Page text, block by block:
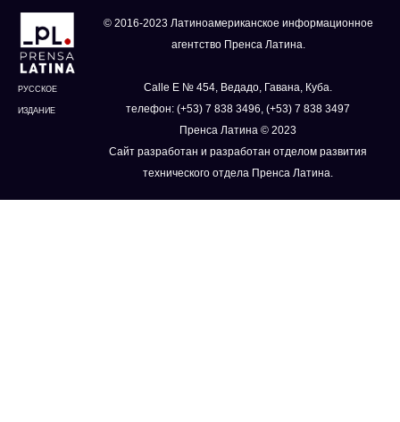
РУССКОЕ
ИЗДАНИЕ
© 2016-2023 Латиноамериканское информационное
агентство Пренса Латина.
Calle E № 454, Ведадо, Гавана, Куба.
телефон: (+53) 7 838 3496, (+53) 7 838 3497
Пренса Латина © 2023
Сайт разработан и разработан отделом развития
технического отдела Пренса Латина.